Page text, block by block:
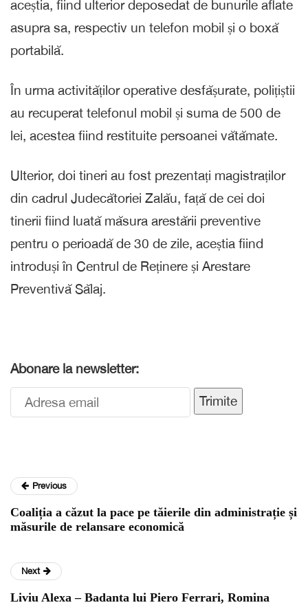
aceștia, fiind ulterior deposedat de bunurile aflate
asupra sa, respectiv un telefon mobil și o boxă
portabilă.
În urma activităților operative desfășurate, polițiștii
au recuperat telefonul mobil și suma de 500 de
lei, acestea fiind restituite persoanei vătămate.
Ulterior, doi tineri au fost prezentați magistraților
din cadrul Judecătoriei Zalău, față de cei doi
tinerii fiind luată măsura arestării preventive
pentru o perioadă de 30 de zile, aceștia fiind
introduși în Centrul de Reținere și Arestare
Preventivă Sălaj.
Abonare la newsletter:
Trimite
Previous
Coaliția a căzut la pace pe tăierile din administrație și
măsurile de relansare economică
Next
Liviu Alexa – Badanta lui Piero Ferrari, Romina